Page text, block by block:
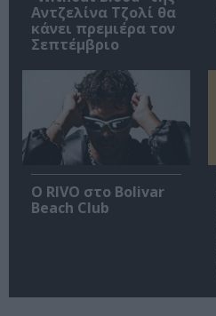
Αντζελίνα Τζολί θα
κάνει πρεμιέρα τον
Σεπτέμβριο
Ο RIVO στο Bolivar
Beach Club